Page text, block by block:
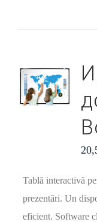
Tablă interactivă
prezentări. Un
eficient. Software